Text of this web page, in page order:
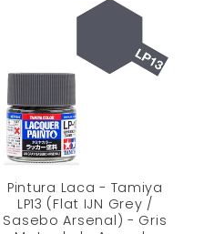
Pintura Laca - Tamiya
LP13 (Flat IJN Grey /
Sasebo Arsenal) - Gris